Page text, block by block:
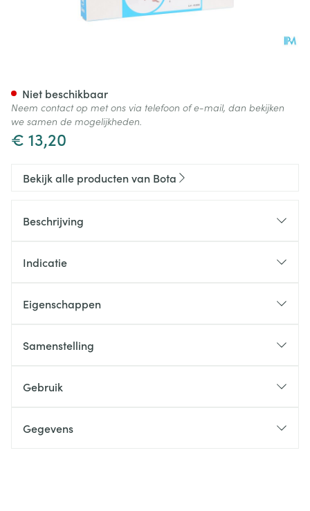
€ 13,20
Niet beschikbaar
Neem contact op met ons via telefoon of e-mail, dan bekijken
we samen de mogelijkheden.
Bekijk alle producten van Bota
Beschrijving
Indicatie
Eigenschappen
Samenstelling
Gebruik
Gegevens